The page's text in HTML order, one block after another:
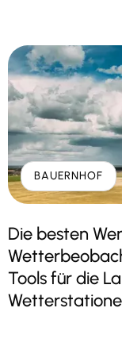
BAUERNHOF
Die besten
Tools für die